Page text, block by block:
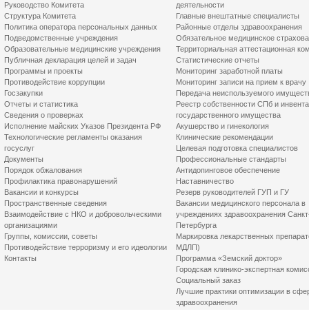
Руководство Комитета
Структура Комитета
Политика оператора персональных данных
Подведомственные учреждения
Образовательные медицинские учреждения
Публичная декларация целей и задач
Программы и проекты
Противодействие коррупции
Госзакупки
Отчеты и статистика
Сведения о проверках
Исполнение майских Указов Президента РФ
Технологические регламенты оказания
госуслуг
Документы
Порядок обжалования
Профилактика правонарушений
Вакансии и конкурсы
Пространственные сведения
Взаимодействие с НКО и добровольческими
организациями
Группы, комиссии, советы
Противодействие терроризму и его идеологии
Контакты
деятельности
Главные внештатные специалисты
Районные отделы здравоохранения
Обязательное медицинское
Территориальная аттестационная
Статистические отчеты
Мониторинг заработной платы
Мониторинг записи на прием к врачу
Передача неиспользуемого
Реестр собственности СПб и
государственного имущества
Акушерство и гинекология
Клинические рекомендации
Целевая подготовка специалистов
Профессиональные стандарты
Антидопинговое обеспечение
Наставничество
Резерв руководителей ГУП и ГУ
Вакансии медицинского персонала в
учреждениях здравоохранения
Петербурга
Маркировка лекарственных
МДЛП)
Программа «Земский доктор»
Городская клинико-экспертная
Социальный заказ
Лучшие практики оптимизации в
здравоохранения